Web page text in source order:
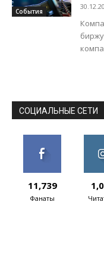
США...
События
СОЦИАЛЬНЫЕ СЕТИ
11,739
Фанаты